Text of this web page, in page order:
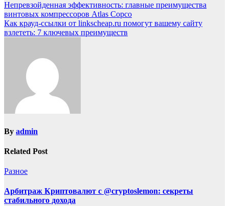
Непревзойденная эффективность: главные преимущества
винтовых компрессоров Atlas Copco
Как крауд-ссылки от linkscheap.ru помогут вашему сайту
взлететь: 7 ключевых преимуществ
By admin
Related Post
Разное
Арбитраж Криптовалют с @cryptoslemon: секреты
стабильного дохода